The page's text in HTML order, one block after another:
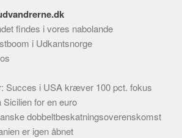
findes i vores nabolande
i Udkantsnorge
Succes i USA kræver 100 pct. fokus
Sicilien for en euro
dobbeltbeskatningsoverenskomst
er igen åbnet